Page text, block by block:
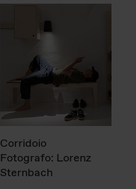
Corridoio
Fotografo: Lorenz
Sternbach